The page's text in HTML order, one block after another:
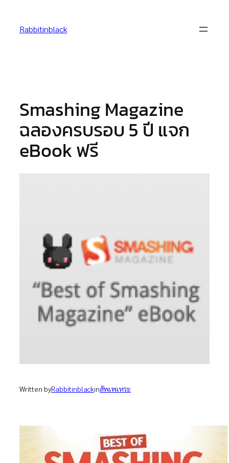
content
Rabbitinblack
Smashing Magazine
ฉลองครบรอบ 5 ปี แจก
eBook ฟรี
Written byRabbitinblackinสัพเพเหระ